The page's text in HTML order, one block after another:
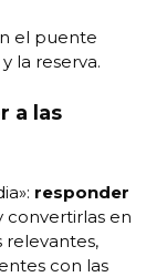
el puente
la reserva.
a las
responder
convertirlas en
relevantes,
con las